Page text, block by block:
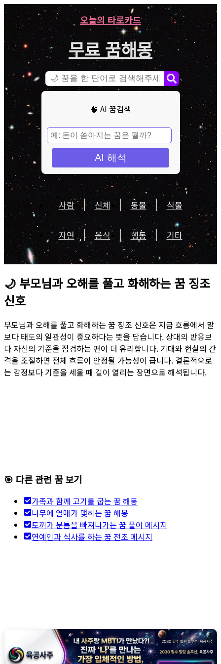
오늘의 타로카드
무료 꿈해몽
🧠 AI 꿈검색
AI 해석
사람 신체 동물 식물
자연 음식 행동 기타
🌙 부모님과 오해를 풀고 화해하는 꿈 징조
신호
부모님과 오해를 풀고 화해하는 꿈 징조 신호은 지금 흐름에서 말
보다 태도의 일관성이 중요하다는 뜻을 담습니다. 상대의 반응보
다 자신의 기준을 점검하는 편이 더 유리합니다. 기대와 현실의 간
격을 조절하면 전체 흐름이 안정될 가능성이 큽니다. 결론적으로
는 감정보다 기준을 세울 때 길이 열리는 장면으로 해석됩니다.
🎯 다른 관련 꿈 보기
가족과 함께 고기를 굽는 꿈 해몽
나무에 열매가 맺히는 꿈 해몽
토끼가 문틈을 빠져나가는 꿈 풀이 메시지
연예인과 식사를 하는 꿈 전조 메시지